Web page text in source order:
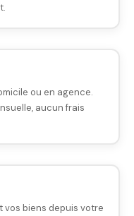
ou en agence.
aucun frais
biens depuis votre